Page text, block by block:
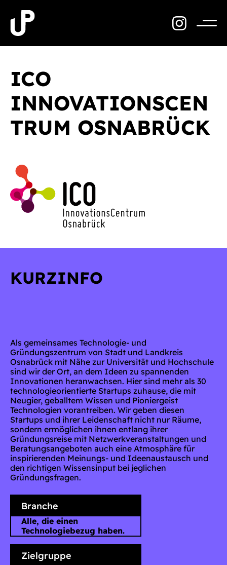
Inhalt
springen
ICO
INNOVATIONSCEN
TRUM OSNABRÜCK
KURZINFO
Als gemeinsames Technologie- und
Gründungszentrum von Stadt und Landkreis
Osnabrück mit Nähe zur Universität und Hochschule
sind wir der Ort, an dem Ideen zu spannenden
Innovationen heranwachsen. Hier sind mehr als 30
technologieorientierte Startups zuhause, die mit
Neugier, geballtem Wissen und Pioniergeist
Technologien vorantreiben. Wir geben diesen
Startups und ihrer Leidenschaft nicht nur Räume,
sondern ermöglichen ihnen entlang ihrer
Gründungsreise mit Netzwerkveranstaltungen und
Beratungsangeboten auch eine Atmosphäre für
inspirierenden Meinungs- und Ideenaustausch und
den richtigen Wissensinput bei jeglichen
Gründungsfragen.
Branche
Alle, die einen
Technologiebezug haben.
Zielgruppe